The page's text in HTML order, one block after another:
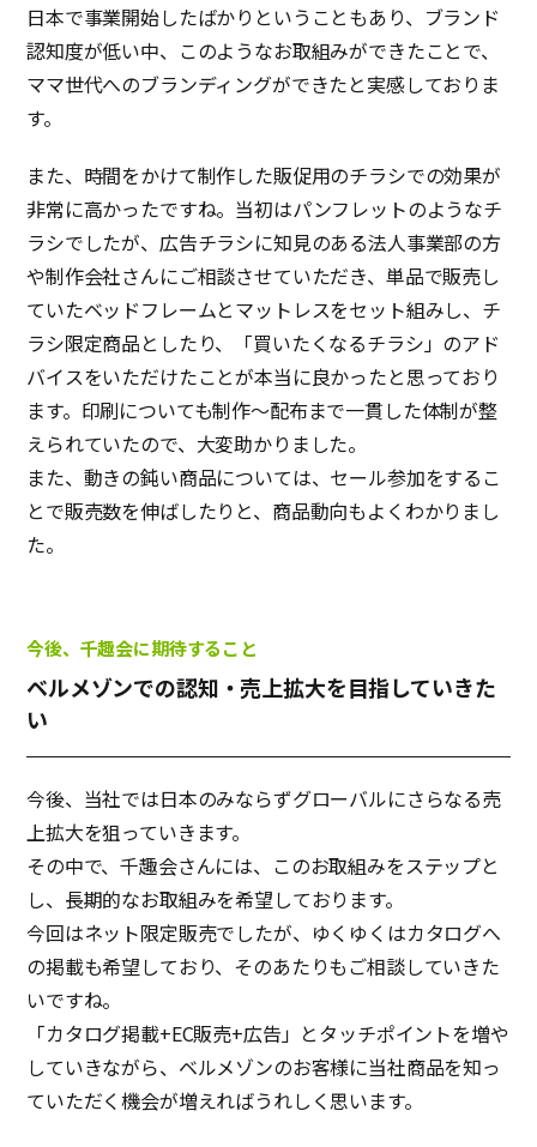
日本で事業開始したばかりということもあり、ブランド
認知度が低い中、このようなお取組みができたことで、
ママ世代へのブランディングができたと実感しておりま
す。
また、時間をかけて制作した販促用のチラシでの効果が
非常に高かったですね。当初はパンフレットのようなチ
ラシでしたが、広告チラシに知見のある法人事業部の方
や制作会社さんにご相談させていただき、単品で販売し
ていたベッドフレームとマットレスをセット組みし、チ
ラシ限定商品としたり、「買いたくなるチラシ」のアド
バイスをいただけたことが本当に良かったと思っており
ます。印刷についても制作～配布まで一貫した体制が整
えられていたので、大変助かりました。
また、動きの鈍い商品については、セール参加をするこ
とで販売数を伸ばしたりと、商品動向もよくわかりまし
た。
今後、千趣会に期待すること
ベルメゾンでの認知・売上拡大を目指していきた
い
今後、当社では日本のみならずグローバルにさらなる売
上拡大を狙っていきます。
その中で、千趣会さんには、このお取組みをステップと
し、長期的なお取組みを希望しております。
今回はネット限定販売でしたが、ゆくゆくはカタログへ
の掲載も希望しており、そのあたりもご相談していきた
いですね。
「カタログ掲載+EC販売+広告」とタッチポイントを増や
していきながら、ベルメゾンのお客様に当社商品を知っ
ていただく機会が増えればうれしく思います。